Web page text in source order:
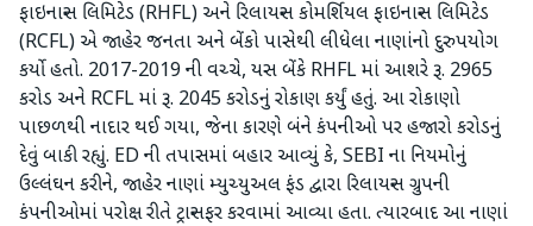
ફાઇનાન્સ લિમિટેડ (RHFL) અને રિલાયન્સ કોમર્શિયલ ફાઇનાન્સ લિમિટેડ
(RCFL) એ જાહેર જનતા અને બેંકો પાસેથી લીધેલા નાણાંનો દુરુપયોગ
કર્યો હતો. 2017-2019 ની વચ્ચે, યસ બેંકે RHFL માં આશરે રૂ. 2965
કરોડ અને RCFL માં રૂ. 2045 કરોડનું રોકાણ કર્યું હતું. આ રોકાણો
પાછળથી નાદાર થઈ ગયા, જેના કારણે બંને કંપનીઓ પર હજારો કરોડનું
દેવું બાકી રહ્યું. ED ની તપાસમાં બહાર આવ્યું કે, SEBI ના નિયમોનું
ઉલ્લંઘન કરીને, જાહેર નાણાં મ્યુચ્યુઅલ ફંડ દ્વારા રિલાયન્સ ગ્રુપની
કંપનીઓમાં પરોક્ષ રીતે ટ્રાન્સફર કરવામાં આવ્યા હતા. ત્યારબાદ આ નાણાં